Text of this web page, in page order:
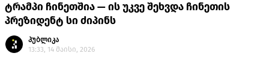
ტრამპი ჩინეთშია — ის უკვე შეხვდა ჩინეთის
პრეზიდენტ სი ძიპინს
პუბლიკა
13:33, 14 მაისი, 2026